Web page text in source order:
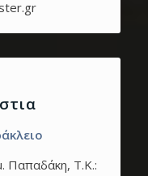
Παπαδάκη, T.K.: